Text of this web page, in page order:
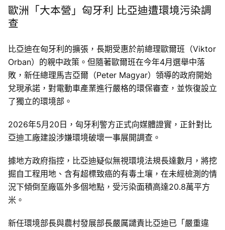
歐洲「大本營」匈牙利 比亞迪遭環境污染調
查
比亞迪在匈牙利的擴張，長期受惠於前總理歐爾班（Viktor
Orban）的親中政策。但隨著歐爾班在今年4月選舉中落
敗，新任總理馬吉亞爾（Peter Magyar）領導的政府開始
兌現承諾，對電動車產業進行嚴格的環保審查，並恢復設立
了獨立的環境部。
2026年5月20日，匈牙利警方正式向媒體證實，正針對比
亞迪工廠建設涉嫌環境破壞一事展開調查。
據地方政府指控，比亞迪疑似無視環境法規長達數月，將挖
掘自工程用地、含有超標致癌的有毒土壤，在未經檢測的情
況下傾倒至廠區外多個地點，受污染面積高達20.8萬平方
米。
新任環境部長與農村發展部長嚴厲譴責比亞迪已「嚴重違